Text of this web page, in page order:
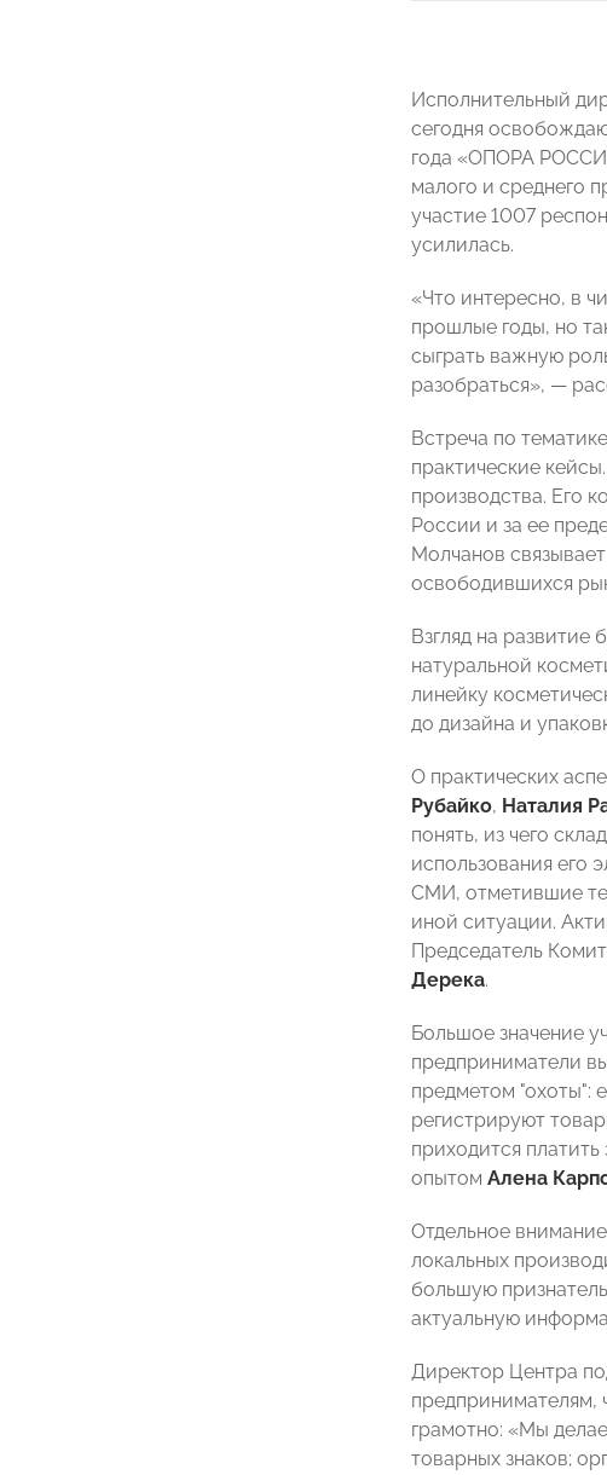
Исполнительный
сегодня
года «ОПОРА
малого и среднего
участие 1007
усилилась.
«Что интересно, в
прошлые годы, но
сыграть важную
разобраться», —
Встреча по
практические
производства. Его
России и за ее
Молчанов
освободившихся
Взгляд на развитие
натуральной
линейку
до дизайна и
О практических
Рубайко, Наталия
понять, из чего
использования его
СМИ, отметившие
иной ситуации.
Председатель
Дерека.
Большое значение
предприниматели
предметом "охоты":
регистрируют
приходится
опытом Алена
Отдельное
локальных
большую
актуальную
Директор Центра
предпринимателям,
грамотно: «Мы
товарных знаков;